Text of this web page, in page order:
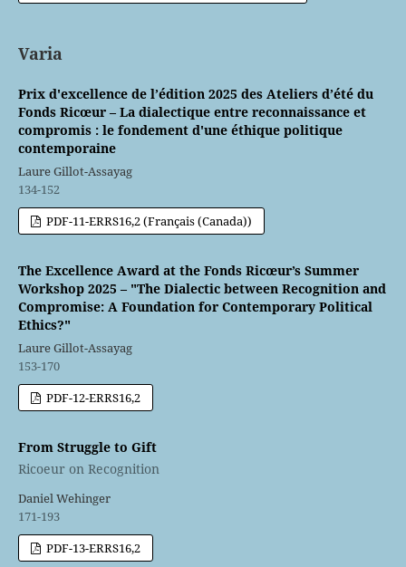
Varia
Prix d'excellence de l’édition 2025 des Ateliers d’été du
Fonds Ricœur – La dialectique entre reconnaissance et
compromis : le fondement d'une éthique politique
contemporaine
Laure Gillot-Assayag
134-152
PDF-11-ERRS16,2 (Français (Canada))
The Excellence Award at the Fonds Ricœur’s Summer
Workshop 2025 – "The Dialectic between Recognition and
Compromise: A Foundation for Contemporary Political
Ethics?"
Laure Gillot-Assayag
153-170
PDF-12-ERRS16,2
From Struggle to Gift
Ricoeur on Recognition
Daniel Wehinger
171-193
PDF-13-ERRS16,2